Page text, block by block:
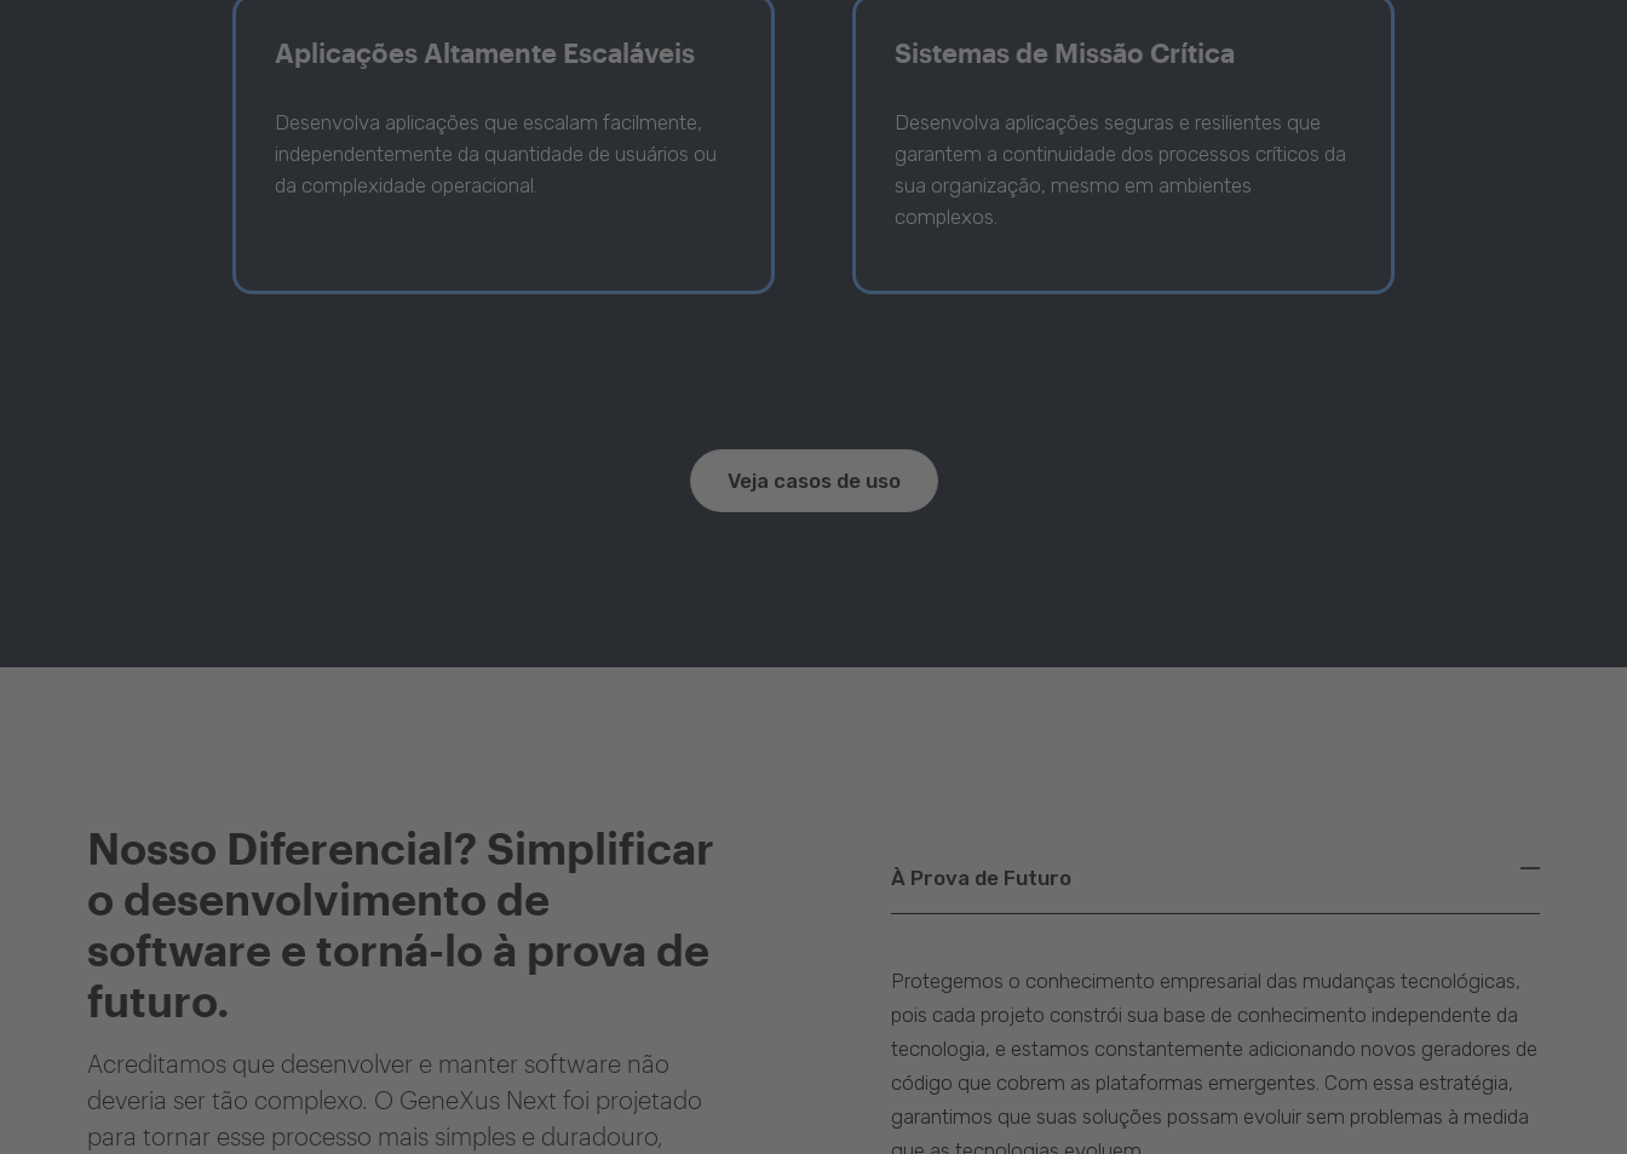
Aplicações Altamente Escaláveis
Desenvolva aplicações que escalam facilmente,
independentemente da quantidade de usuários ou
da complexidade operacional.
Sistemas de Missão Crítica
Desenvolva aplicações seguras e resilientes que
garantem a continuidade dos processos críticos da
sua organização, mesmo em ambientes
complexos.
Veja casos de uso
Nosso Diferencial? Simplificar
o desenvolvimento de
software e torná-lo à prova de
futuro.
Acreditamos que desenvolver e manter software não
deveria ser tão complexo. O GeneXus Next foi projetado
para tornar esse processo mais simples e duradouro,
À Prova de Futuro
Protegemos o conhecimento empresarial das mudanças tecnológicas,
pois cada projeto constrói sua base de conhecimento independente da
tecnologia, e estamos constantemente adicionando novos geradores de
código que cobrem as plataformas emergentes. Com essa estratégia,
garantimos que suas soluções possam evoluir sem problemas à medida